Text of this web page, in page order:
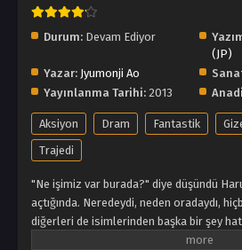
Durum: Devam Ediyor
(JP)
Yazar: Jyumonji Ao
Yayınlanma Tarihi: 2013
Aksiyon Dram Fantastik
Trajedi
"Ne işimiz var burada?" diye düşündü
açtığında. Neredeydi, neden oradaydı,
diğerleri de isimlerinden başka bir şey
çıktıklarında kendilerini oyun gibi bir